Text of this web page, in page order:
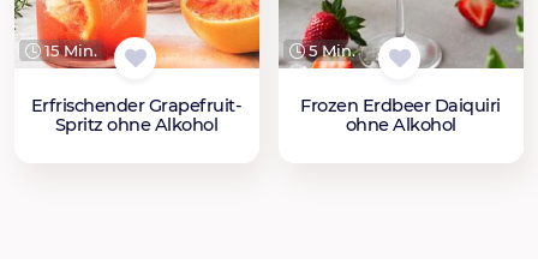
15 Min.
Erfrischender Grapefruit-
Spritz ohne Alkohol
5 Min.
Frozen Erdbeer Daiquiri
ohne Alkohol